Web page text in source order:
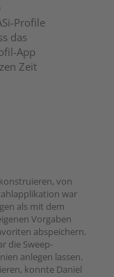
Profile
das
App
Zeit
von
war
als mit dem
Vorgaben
abspeichern.
die Sweep-
anlegen lassen.
konnte Daniel